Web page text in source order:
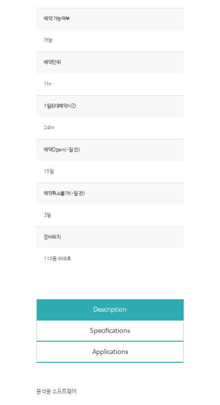
예약 가능여부
가능
예약단위
1hr
1일최대예약시간
24hr
예약Open(~일 전)
15일
예약취소불가(~일 전)
3일
장비위치
110동 908호
Description
Specifications
Applications
분석용 소프트웨어